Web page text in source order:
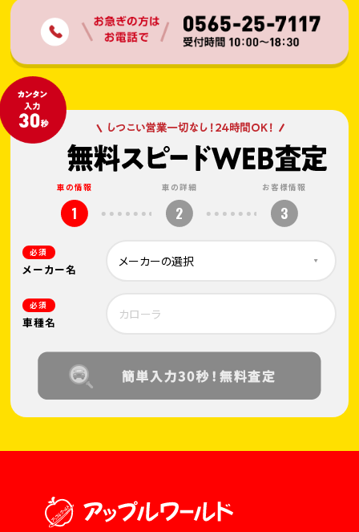
車の情報
1
車の詳細
2
お客様情報
3
必須
メーカー名
必須
車種名